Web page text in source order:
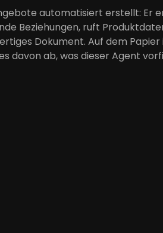
automatisiert erstellt: Er
Beziehungen, ruft
Dokument. Auf dem Papier
davon ab, was dieser Agent